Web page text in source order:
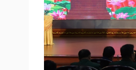
Cải chính